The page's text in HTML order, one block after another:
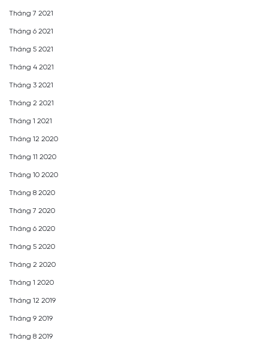
Tháng 7 2021
Tháng 6 2021
Tháng 5 2021
Tháng 4 2021
Tháng 3 2021
Tháng 2 2021
Tháng 1 2021
Tháng 12 2020
Tháng 11 2020
Tháng 10 2020
Tháng 8 2020
Tháng 7 2020
Tháng 6 2020
Tháng 5 2020
Tháng 2 2020
Tháng 1 2020
Tháng 12 2019
Tháng 9 2019
Tháng 8 2019